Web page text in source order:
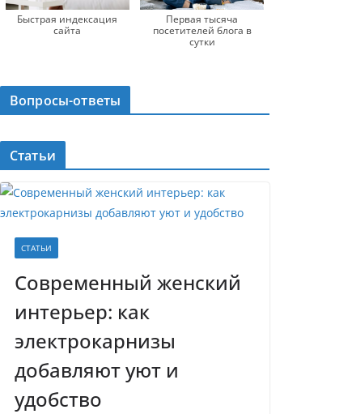
Быстрая индексация
сайта
Первая тысяча
посетителей блога в
сутки
Вопросы-ответы
Статьи
СТАТЬИ
Современный женский
интерьер: как
электрокарнизы
добавляют уют и
удобство